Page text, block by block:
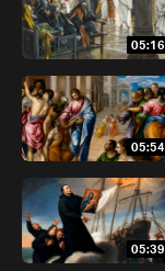
05:16
05:54
05:39